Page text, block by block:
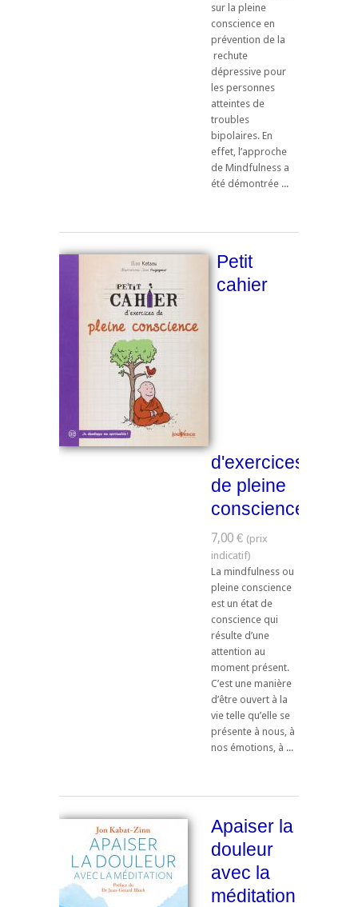
sur la pleine
conscience en
prévention de la
rechute
dépressive pour
les personnes
atteintes de
troubles
bipolaires. En
effet, l’approche
de Mindfulness a
été démontrée ...
Petit
cahier
d'exercices
de pleine
conscience
7,00 €
La mindfulness ou
pleine conscience
est un état de
conscience qui
résulte d’une
attention au
moment présent.
C’est une manière
d’être ouvert à la
vie telle qu’elle se
présente à nous, à
nos émotions, à ...
Apaiser la
douleur
avec la
méditation